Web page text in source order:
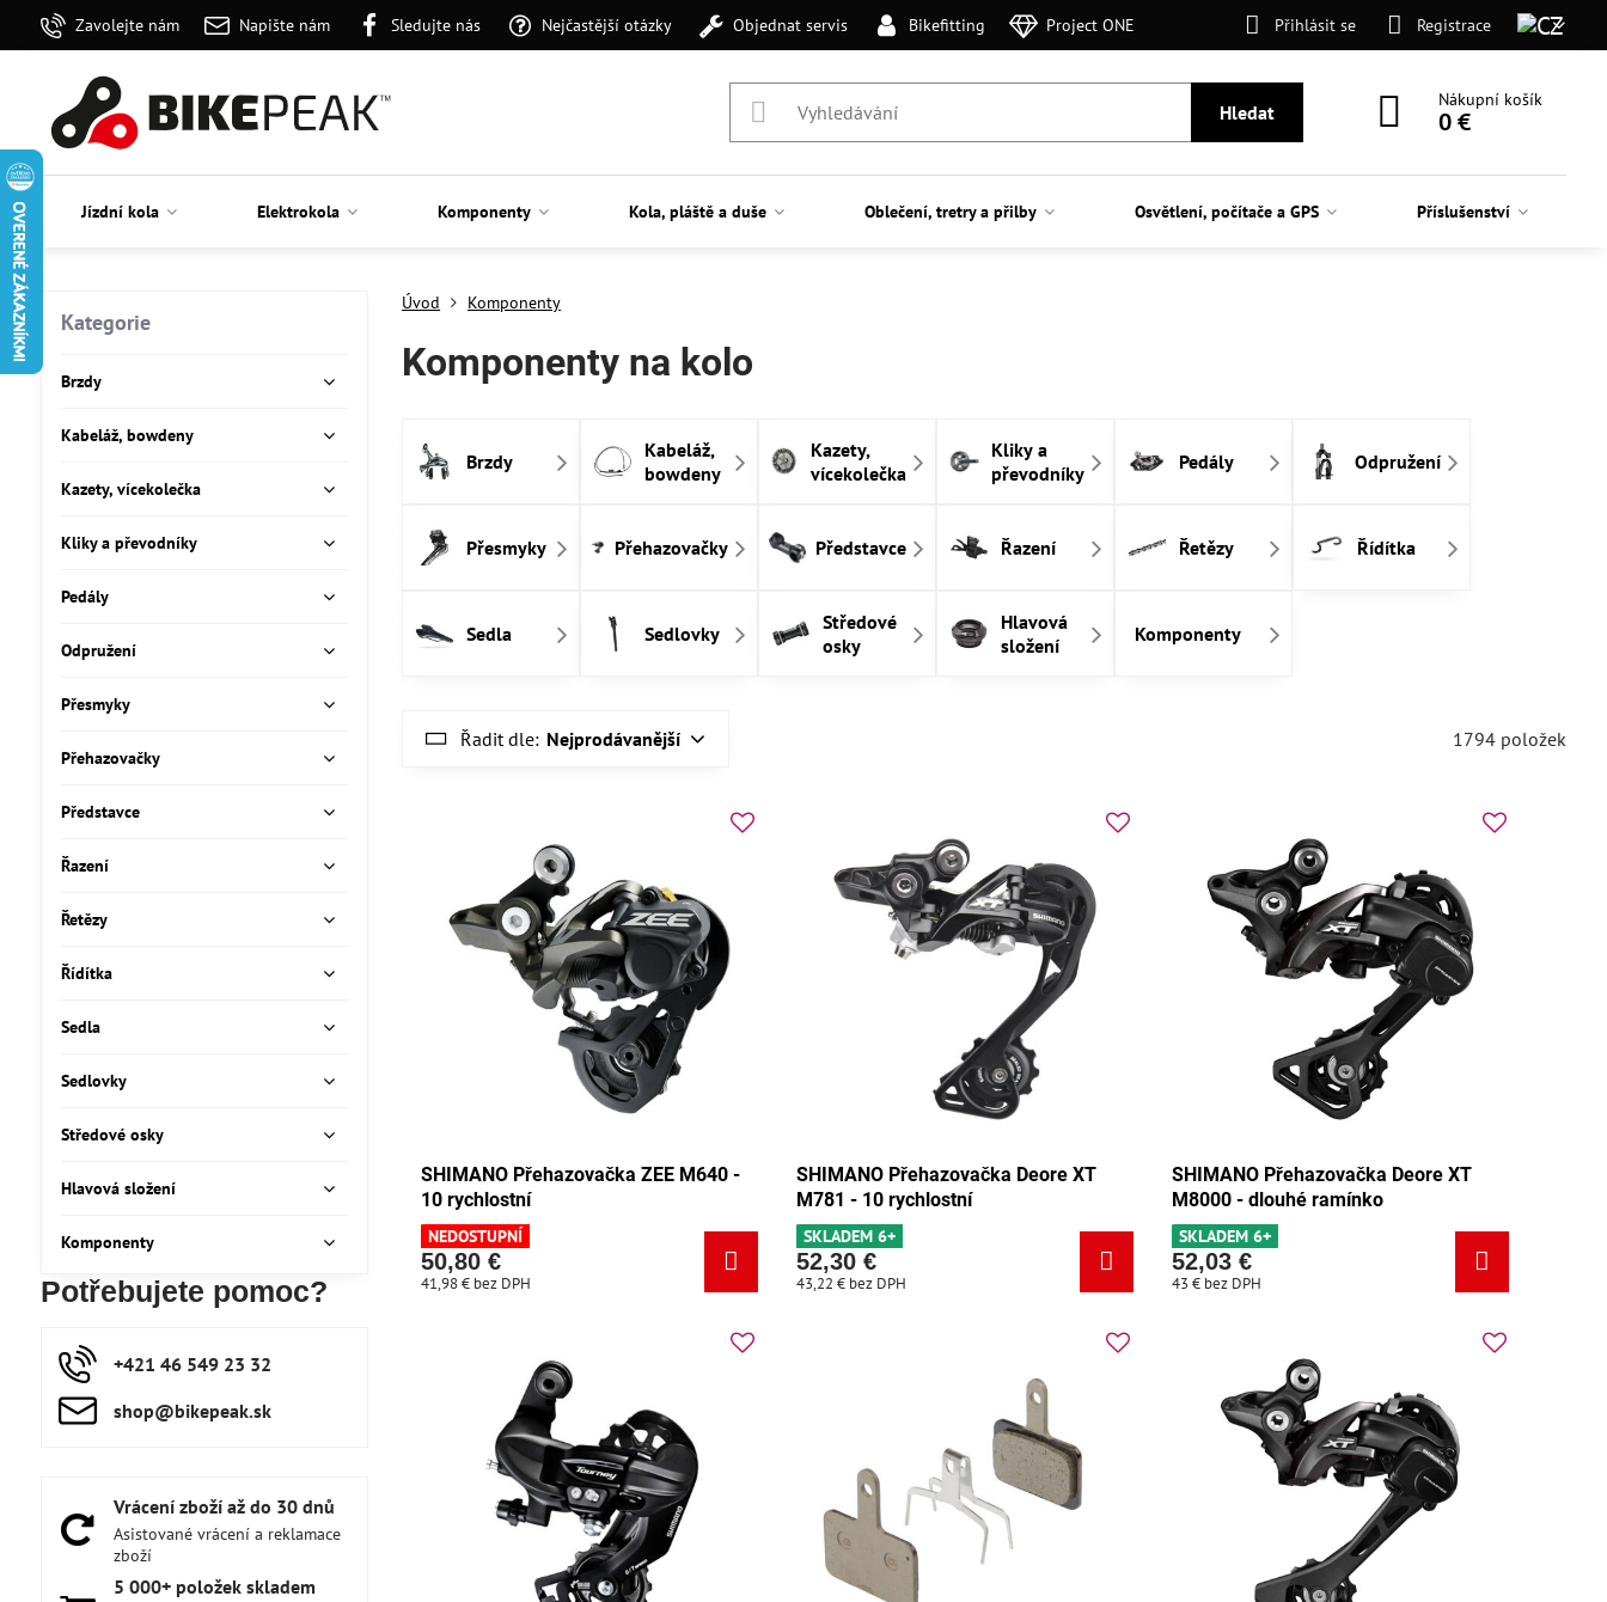
Zavolejte nám Napište nám Sledujte nás Nejčastější otázky Objednat servis Bikefitting Project ONE Přihlásit se Registrace
Hledat
Nákupní košík
0 €
Jízdní kola Elektrokola Komponenty Kola, pláště a duše Oblečení, tretry a přilby Osvětlení, počítače a GPS Příslušenství
Úvod Komponenty
Komponenty na kolo
Brzdy
Kabeláž,
bowdeny
Kazety,
vícekolečka
Kliky a
převodníky
Pedály Odpružení
Přesmyky Přehazovačky Představce Řazení Řetězy Řídítka
Sedla Sedlovky
Středové
osky
Hlavová
složení
Komponenty
Řadit dle: Nejprodávanější 1794 položek
SHIMANO Přehazovačka ZEE M640 -
10 rychlostní
NEDOSTUPNÍ
50,80 €
41,98 € bez DPH
SHIMANO Přehazovačka Deore XT
M781 - 10 rychlostní
SKLADEM 6+
52,30 €
43,22 € bez DPH
SHIMANO Přehazovačka Deore XT
M8000 - dlouhé ramínko
SKLADEM 6+
52,03 €
43 € bez DPH
Potřebujete pomoc?
+421 46 549 23 32
shop​@bikepeak​.sk
Vrácení zboží až do 30 dnů
Asistované vrácení a reklamace
zboží
5 000+ položek skladem
Kategorie
Brzdy
Kabeláž, bowdeny
Kazety, vícekolečka
Kliky a převodníky
Pedály
Odpružení
Přesmyky
Přehazovačky
Představce
Řazení
Řetězy
Řídítka
Sedla
Sedlovky
Středové osky
Hlavová složení
Komponenty